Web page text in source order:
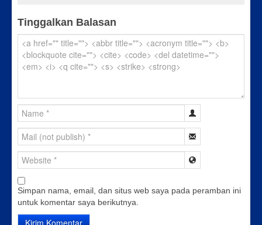
Tinggalkan Balasan
Simpan nama, email, dan situs web saya pada peramban ini
untuk komentar saya berikutnya.